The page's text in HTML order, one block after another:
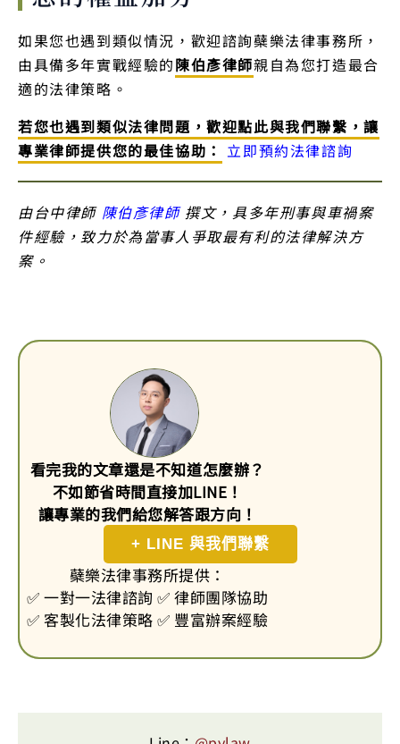
如果您也遇到類似情況，歡迎諮詢蘗樂法律事務所，
由具備多年實戰經驗的陳伯彥律師親自為您打造最合
適的法律策略。
若您也遇到類似法律問題，歡迎點此與我們聯繫，讓
專業律師提供您的最佳協助： 立即預約法律諮詢
由台中律師 陳伯彥律師撰文，具多年刑事與車禍案
件經驗，致力於為當事人爭取最有利的法律解決方
案。
看完我的文章還是不知道怎麼辦？
不如節省時間直接加LINE！
讓專業的我們給您解答跟方向！
+ LINE 與我們聯繫
蘗樂法律事務所提供：
✅ 一對一法律諮詢 ✅ 律師團隊協助
✅ 客製化法律策略 ✅ 豐富辦案經驗